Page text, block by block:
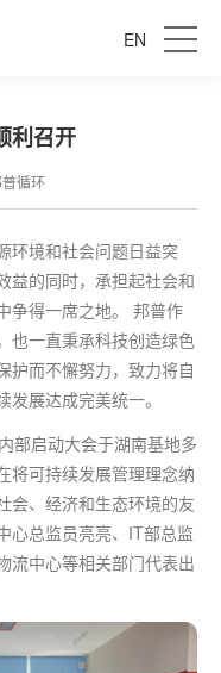
EN
利召开
循环
环境和社会问题日益突
益的同时，承担起社会和
争得一席之地。 邦普作
也一直秉承科技创造绿色
护而不懈努力，致力将自
展达成完美统一。
部启动大会于湖南基地多
将可持续发展管理理念纳
会、经济和生态环境的友
心总监员亮亮、IT部总监
流中心等相关部门代表出